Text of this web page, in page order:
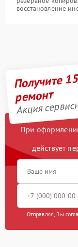
восстановление
Получите
ремонт
Акция
При
действует
Отправляя, Вы